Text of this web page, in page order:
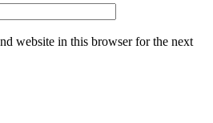
website in this browser for the next